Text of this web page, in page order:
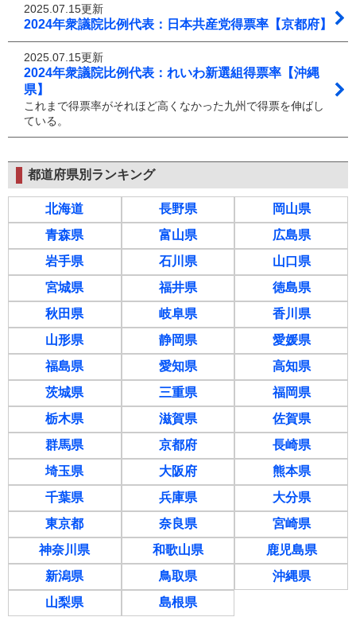
2025.07.15更新
2024年衆議院比例代表：日本共産党得票率【京都府】
2025.07.15更新
2024年衆議院比例代表：れいわ新選組得票率【沖縄
県】
これまで得票率がそれほど高くなかった九州で得票を伸ばし
ている。
都道府県別ランキング
北海道
青森県
岩手県
宮城県
秋田県
山形県
福島県
茨城県
栃木県
群馬県
埼玉県
千葉県
東京都
神奈川県
新潟県
山梨県
長野県
富山県
石川県
福井県
岐阜県
静岡県
愛知県
三重県
滋賀県
京都府
大阪府
兵庫県
奈良県
和歌山県
鳥取県
島根県
岡山県
広島県
山口県
徳島県
香川県
愛媛県
高知県
福岡県
佐賀県
長崎県
熊本県
大分県
宮崎県
鹿児島県
沖縄県